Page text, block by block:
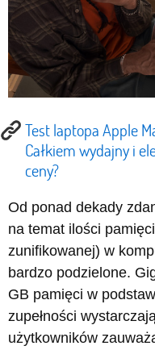
Test laptopa Apple
Całkiem wydajny i
ceny?
Od ponad dekady
na temat ilości
zunifikowanej) w
bardzo podzielone.
GB pamięci w
zupełności
użytkowników